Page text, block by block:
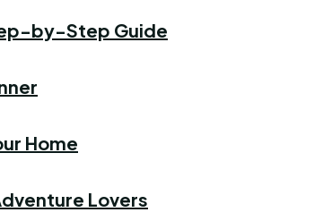
by-Step Guide
Home
Lovers